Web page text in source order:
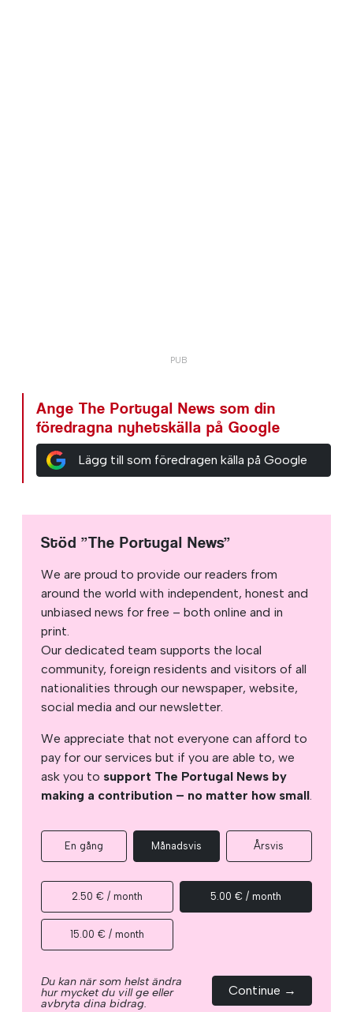
Ange The Portugal News som din
föredragna nyhetskälla på Google
Lägg till som föredragen källa på Google
Stöd ”The Portugal News”
We are proud to provide our readers from
around the world with independent, honest and
unbiased news for free – both online and in
print.
Our dedicated team supports the local
community, foreign residents and visitors of all
nationalities through our newspaper, website,
social media and our newsletter.
We appreciate that not everyone can afford to
pay for our services but if you are able to, we
ask you to support The Portugal News by
making a contribution – no matter how small.
En gång Månadsvis Årsvis
2.50 € / month 5.00 € / month
15.00 € / month
Du kan när som helst ändra
hur mycket du vill ge eller
avbryta dina bidrag.
Continue →